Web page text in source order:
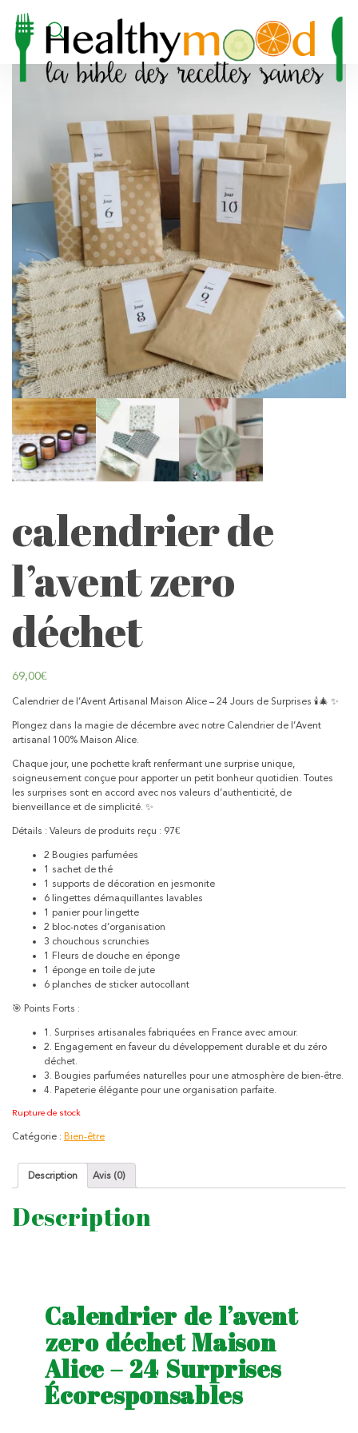
Accueil Bien-être/ calendrier de l’avent zero déchet
calendrier de
l’avent zero
déchet
69,00€
Calendrier de l’Avent Artisanal Maison Alice – 24 Jours de Surprises 🕯️🎄 ✨
Plongez dans la magie de décembre avec notre Calendrier de l’Avent
artisanal 100% Maison Alice.
Chaque jour, une pochette kraft renfermant une surprise unique,
soigneusement conçue pour apporter un petit bonheur quotidien. Toutes
les surprises sont en accord avec nos valeurs d’authenticité, de
bienveillance et de simplicité. ✨
Détails : Valeurs de produits reçu : 97€
2 Bougies parfumées
1 sachet de thé
1 supports de décoration en jesmonite
6 lingettes démaquillantes lavables
1 panier pour lingette
2 bloc-notes d’organisation
3 chouchous scrunchies
1 Fleurs de douche en éponge
1 éponge en toile de jute
6 planches de sticker autocollant
🎯 Points Forts :
1. Surprises artisanales fabriquées en France avec amour.
2. Engagement en faveur du développement durable et du zéro
déchet.
3. Bougies parfumées naturelles pour une atmosphère de bien-être.
4. Papeterie élégante pour une organisation parfaite.
Rupture de stock
Catégorie : Bien-être
Description Avis (0)
Description
Calendrier de l’avent
zero déchet Maison
Alice – 24 Surprises
Écoresponsables